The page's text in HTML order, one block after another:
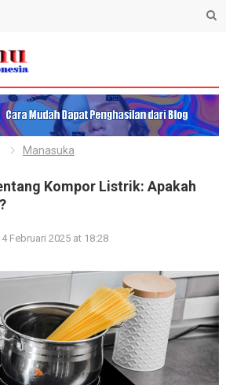
Manasuka
Kompor Listrik: Apakah
Februari 2025 at 18:28